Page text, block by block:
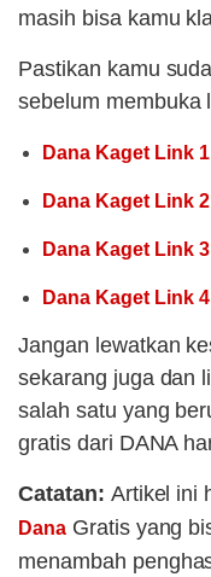
masih bisa kamu
Pastikan kamu
sebelum membuka
Dana Kaget Link 1
Dana Kaget Link 2
Dana Kaget Link 3
Dana Kaget Link 4
Jangan lewatkan
sekarang juga dan
salah satu yang
gratis dari DANA
Catatan: Artikel ini
DanaGratis yang
menambah